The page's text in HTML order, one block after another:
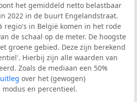
het gemiddeld netto belastbaar
2022 in de buurt Engelandstraat.
regio's in België komen in het rode
de schaal op de meter. De hoogste
groene gebied. Deze zijn berekend
Hierbij zijn alle waarden van
Zoals de mediaan een 50%
over het (gewogen)
en percentieel.